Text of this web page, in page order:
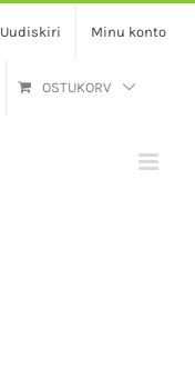
Uudiskiri Minu konto
OSTUKORV